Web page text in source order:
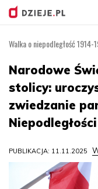
Walka o niepodległość 1914-
Narodowe
stolicy:
zwiedzanie
Niepodległości
PUBLIKACJA: 11.11.2025